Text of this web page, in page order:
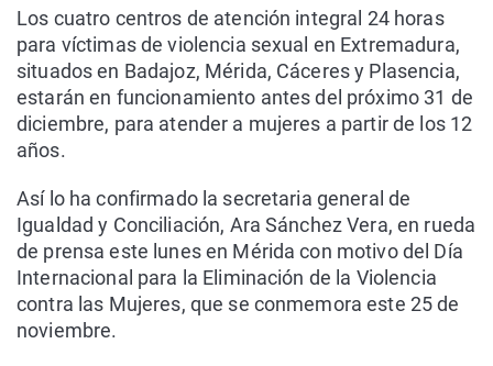
Los cuatro centros de atención integral 24 horas
para víctimas de violencia sexual en Extremadura,
situados en Badajoz, Mérida, Cáceres y Plasencia,
estarán en funcionamiento antes del próximo 31 de
diciembre, para atender a mujeres a partir de los 12
años.
Así lo ha confirmado la secretaria general de
Igualdad y Conciliación, Ara Sánchez Vera, en rueda
de prensa este lunes en Mérida con motivo del Día
Internacional para la Eliminación de la Violencia
contra las Mujeres, que se conmemora este 25 de
noviembre.